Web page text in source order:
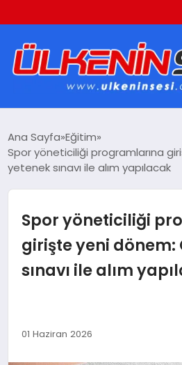
EKONOMI
MAGAZIN
SAĞLIK
Ana Sayfa Eğitim
Spor yöneticiliği programlarına
yetenek sınavı ile alım yapılacak
Spor yöneticiliği
girişte yeni dönem:
sınavı ile alım
01 Haziran 2026